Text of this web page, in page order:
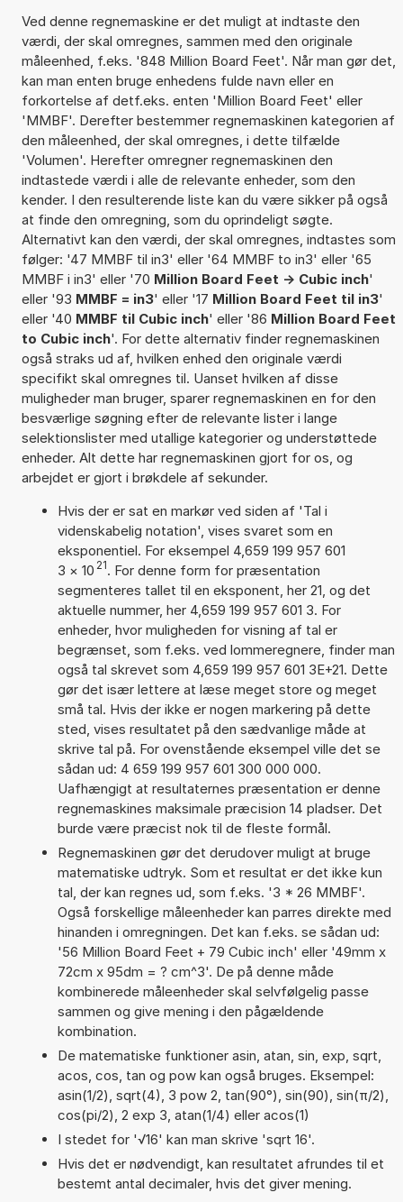
Ved denne regnemaskine er det muligt at indtaste den
værdi, der skal omregnes, sammen med den originale
måleenhed, f.eks. '848 Million Board Feet'. Når man gør det,
kan man enten bruge enhedens fulde navn eller en
forkortelse af detf.eks. enten 'Million Board Feet' eller
'MMBF'. Derefter bestemmer regnemaskinen kategorien af
den måleenhed, der skal omregnes, i dette tilfælde
'Volumen'. Herefter omregner regnemaskinen den
indtastede værdi i alle de relevante enheder, som den
kender. I den resulterende liste kan du være sikker på også
at finde den omregning, som du oprindeligt søgte.
Alternativt kan den værdi, der skal omregnes, indtastes som
følger: '47 MMBF til in3' eller '64 MMBF to in3' eller '65
MMBF i in3' eller '70 Million Board Feet -> Cubic inch'
eller '93 MMBF = in3' eller '17 Million Board Feet til in3'
eller '40 MMBF til Cubic inch' eller '86 Million Board Feet
to Cubic inch'. For dette alternativ finder regnemaskinen
også straks ud af, hvilken enhed den originale værdi
specifikt skal omregnes til. Uanset hvilken af disse
muligheder man bruger, sparer regnemaskinen en for den
besværlige søgning efter de relevante lister i lange
selektionslister med utallige kategorier og understøttede
enheder. Alt dette har regnemaskinen gjort for os, og
arbejdet er gjort i brøkdele af sekunder.
Hvis der er sat en markør ved siden af 'Tal i
videnskabelig notation', vises svaret som en
eksponentiel. For eksempel 4,659 199 957 601
3 × 10 21. For denne form for præsentation
segmenteres tallet til en eksponent, her 21, og det
aktuelle nummer, her 4,659 199 957 601 3. For
enheder, hvor muligheden for visning af tal er
begrænset, som f.eks. ved lommeregnere, finder man
også tal skrevet som 4,659 199 957 601 3E+21. Dette
gør det især lettere at læse meget store og meget
små tal. Hvis der ikke er nogen markering på dette
sted, vises resultatet på den sædvanlige måde at
skrive tal på. For ovenstående eksempel ville det se
sådan ud: 4 659 199 957 601 300 000 000.
Uafhængigt at resultaternes præsentation er denne
regnemaskines maksimale præcision 14 pladser. Det
burde være præcist nok til de fleste formål.
Regnemaskinen gør det derudover muligt at bruge
matematiske udtryk. Som et resultat er det ikke kun
tal, der kan regnes ud, som f.eks. '3 * 26 MMBF'.
Også forskellige måleenheder kan parres direkte med
hinanden i omregningen. Det kan f.eks. se sådan ud:
'56 Million Board Feet + 79 Cubic inch' eller '49mm x
72cm x 95dm = ? cm^3'. De på denne måde
kombinerede måleenheder skal selvfølgelig passe
sammen og give mening i den pågældende
kombination.
De matematiske funktioner asin, atan, sin, exp, sqrt,
acos, cos, tan og pow kan også bruges. Eksempel:
asin(1/2), sqrt(4), 3 pow 2, tan(90°), sin(90), sin(π/2),
cos(pi/2), 2 exp 3, atan(1/4) eller acos(1)
I stedet for '√16' kan man skrive 'sqrt 16'.
Hvis det er nødvendigt, kan resultatet afrundes til et
bestemt antal decimaler, hvis det giver mening.